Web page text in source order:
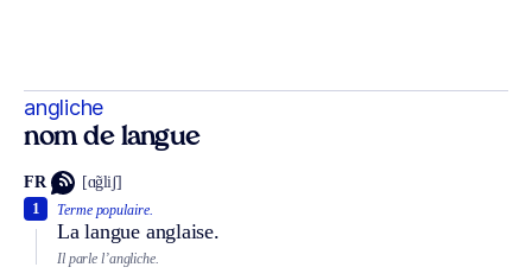
angliche
nom de langue
FR [ɑ̃gliʃ]
Terme populaire.
La langue anglaise.
1
Il parle l’angliche.